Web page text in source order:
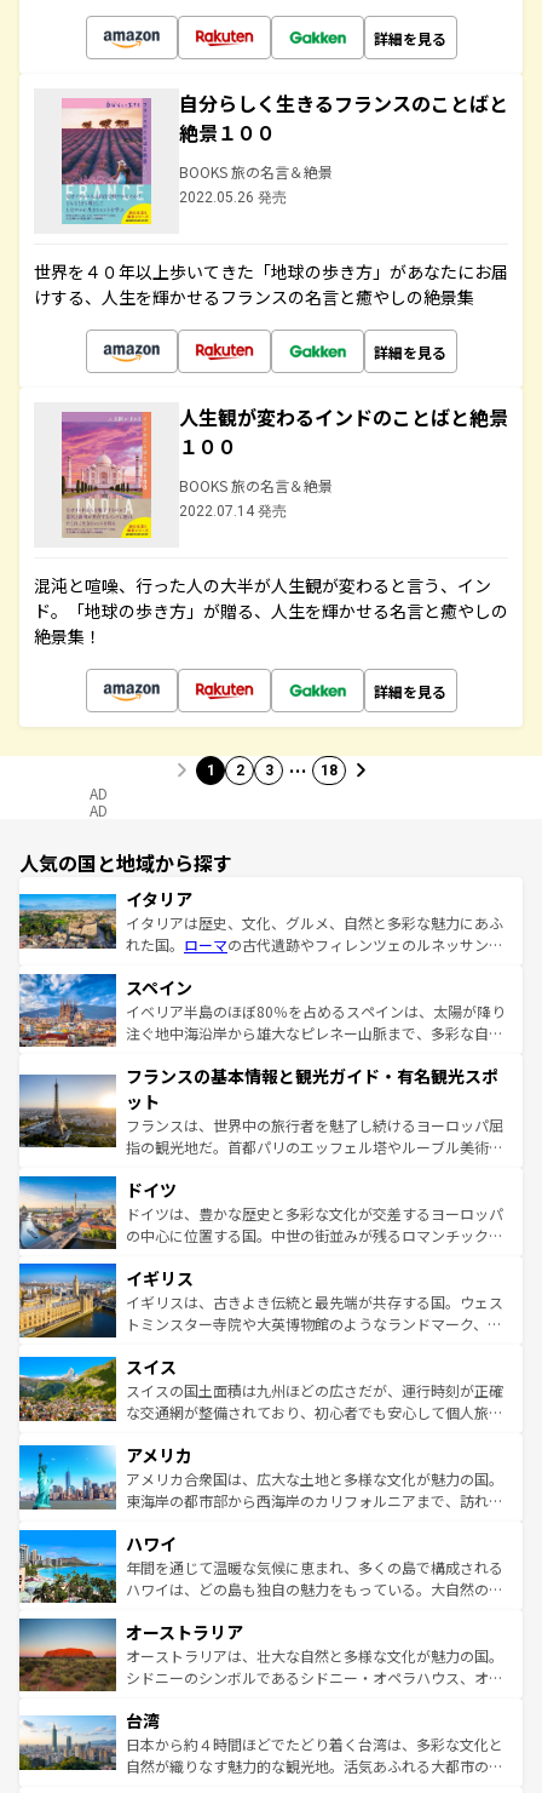
詳細を見る
自分らしく生きるフランスのことばと
絶景１００
BOOKS 旅の名言＆絶景
2022.05.26 発売
世界を４０年以上歩いてきた「地球の歩き方」があなたにお届
けする、人生を輝かせるフランスの名言と癒やしの絶景集
詳細を見る
人生観が変わるインドのことばと絶景
１００
BOOKS 旅の名言＆絶景
2022.07.14 発売
混沌と喧噪、行った人の大半が人生観が変わると言う、イン
ド。「地球の歩き方」が贈る、人生を輝かせる名言と癒やしの
絶景集！
詳細を見る
1 2 3 … 18
AD
AD
人気の国と地域から探す
イタリア
イタリアは歴史、文化、グルメ、自然と多彩な魅力にあふ
れた国。 ローマの古代遺跡やフィレンツェのルネッサンス
ろん、トスカーナの美しい田園風景やアマルフィ海岸の絶
景など、自然景観も見逃せない。観光の合間には、本場の
ピザやパスタなど、絶品のイタリア料理を堪能することも
ませてくれるイタリアで、忘れられない旅をしてみよう！
なお、新着のイタリア情報は
しい。
スペイン
イベリア半島のほぼ80％を占めるスペインは、太陽が降り
注ぐ地中海沿岸から雄大なピレネー山脈まで、多彩な自然
文化が根付くこの国では、情熱的なフラメンコ、熱気あふ
れる闘牛、そして美味しいタパスが生活の一部となってい
る。首都マドリードの洗練された雰囲気や、バルセロナの
アートに溢れた街角から、地方では古代ローマ遺跡や中世
せる。地方によって風土や気候が異なるスペインはその個
性で訪れる人を魅了する。 なお、新着のスペイン情報は コ
ンテンツ一覧を参照してほしい。
フランスの基本情報と観光ガイド・有名観光スポ
ット
フランスは、世界中の旅行者を魅了し続けるヨーロッパ屈
指の観光地だ。首都パリのエッフェル塔やルーブル美術館
で、幅広い魅力が詰まっている。華麗な宮殿、歴史的な大
聖堂、美しいビーチ、そして豊かな自然が、訪れる者を心
から魅了する。また、フランスは美食の国としても知ら
いる。シャンパンの発祥地であるランス、プロヴァンスの
香り高いラベンダー畑など、多彩な楽しみ方が可能だ。さ
らに、パリ以外の地域にも魅力が溢れており、どの街角に
れる地方に足を運ぶとそれぞれで全く異なる文化を体験で
きるだろう。 なお、新着のフランス情報はコンテンツ一覧
を参照してほしい。
ドイツ
ドイツは、豊かな歴史と多彩な文化が交差するヨーロッパ
の中心に位置する国。中世の街並みが残るロマンチック街
顔を持つこの国は、どこを歩いても飽きることがない。ベ
ルリンの文化的活気、バイエルン州のアルプスの絶景、そ
してライン川沿いのワイン畑といった風景は必見。ビール
は、お酒好きな人にはぜひ体験してほしい。 なお、新着の
ドイツ情報はコンテンツ一覧を参照してほしい。
イギリス
イギリスは、古きよき伝統と最先端が共存する国。ウェス
トミンスター寺院や大英博物館のようなランドマーク、歴
リアごとに異なる魅力がある。また、優雅なアフタヌーン
ティー、ビール好きにはたまらない英国パブ、サッカー観
戦など、本場だからこそできる体験も豊富。イギリスを旅
ンツ一覧を参照してほしい。
スイス
スイスの国土面積は九州ほどの広さだが、運行時刻が正確
な交通網が整備されており、初心者でも安心して個人旅行
の建物がそのまま残る町や、スイスならではのユニークな
博物館もあり、アルプス観光だけでなく町歩きも満喫する
ことができる。国民の所得が高いため物価も高いが、旅行
ば市内交通費無料で観光を楽しむこともできる。 なお、新
着のスイス情報はコンテンツ一覧 を参照してほしい。
アメリカ
アメリカ合衆国は、広大な土地と多様な文化が魅力の国。
東海岸の都市部から西海岸のカリフォルニアまで、訪れる
のような巨大都市は、観光、ショッピング、エンターテイ
ンメントが詰まった刺激的なスポットだ。一方、アメリカ
西部には大自然が広がり、グランドキャニオンやイエロー
部のニューオーリンズでは、音楽と美食が融合した独特の
文化が魅力。旅行者はアメリカの各地域で異なる魅力を楽
しみながら、その多様性と豊かな歴史を感じることができ
ならではの贅沢な旅のスタイルだ。 なお、新着のアメリカ
情報はコンテンツ一覧を参照してほしい。
ハワイ
年間を通じて温暖な気候に恵まれ、多くの島で構成される
ハワイは、どの島も独自の魅力をもっている。大自然の神
ワイ島は見逃せない。また、定番の観光地といえばオアフ
島だが、静かな自然を求めるならマウイ島やカウアイ島が
おすすめ。エメラルドグリーンに輝く海をはじめ、豊かな
れるおもてなしの心で訪れる人々を迎えてくれるハワイの
人々、おいしいローカルフードやハワイアンミュージッ
ク、伝統的なフラダンスなど、すべてがハワイの魅力を彩
オーストラリア
オーストラリアは、壮大な自然と多様な文化が魅力の国。
シドニーのシンボルであるシドニー・オペラハウス、オー
リアリーフや大陸中央部にそびえるウルル（エアーズロッ
ク）、タスマニアの美しい原生林やケアンズの熱帯雨林な
ど、見どころがたくさん。また、カフェやワイン、オージ
台湾
日本から約４時間ほどでたどり着く台湾は、多彩な文化と
自然が織りなす魅力的な観光地。活気あふれる大都市の台